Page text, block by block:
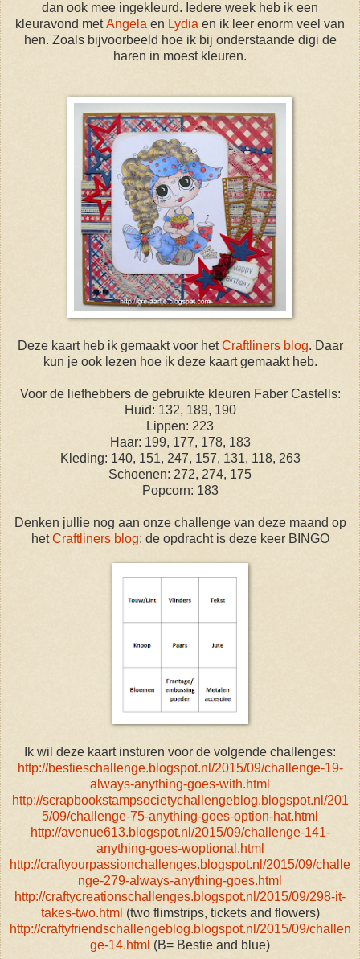
dan ook mee ingekleurd. Iedere week heb ik een
kleuravond metAngela en Lydia en ik leer enorm veel van
hen. Zoals bijvoorbeeld hoe ik bij onderstaande digi de
haren in moest kleuren.
Deze kaart heb ik gemaakt voor hetCraftliners blog. Daar
kun je ook lezen hoe ik deze kaart gemaakt heb.
Voor de liefhebbers de gebruikte kleuren Faber Castells:
Huid: 132, 189, 190
Lippen: 223
Haar: 199, 177, 178, 183
Kleding: 140, 151, 247, 157, 131, 118, 263
Schoenen: 272, 274, 175
Popcorn: 183
Denken jullie nog aan onze challenge van deze maand op
hetCraftliners blog: de opdracht is deze keer BINGO
Ik wil deze kaart insturen voor de volgende challenges:
http://bestieschallenge.blogspot.nl/2015/09/challenge-19-
always-anything-goes-with.html
http://scrapbookstampsocietychallengeblog.blogspot.nl/201
5/09/challenge-75-anything-goes-option-hat.html
http://avenue613.blogspot.nl/2015/09/challenge-141-
anything-goes-woptional.html
http://craftyourpassionchallenges.blogspot.nl/2015/09/challe
nge-279-always-anything-goes.html
http://craftycreationschallenges.blogspot.nl/2015/09/298-it-
takes-two.html (two flimstrips, tickets and flowers)
http://craftyfriendschallengeblog.blogspot.nl/2015/09/challen
ge-14.html (B= Bestie and blue)